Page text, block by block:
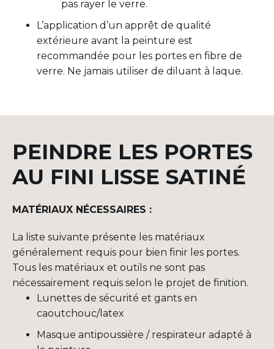
pas rayer le verre.
L’application d’un apprêt de qualité
extérieure avant la peinture est
recommandée pour les portes en fibre de
verre. Ne jamais utiliser de diluant à laque.
PEINDRE LES PORTES
AU FINI LISSE SATINÉ
MATÉRIAUX NÉCESSAIRES :
La liste suivante présente les matériaux
généralement requis pour bien finir les portes.
Tous les matériaux et outils ne sont pas
nécessairement requis selon le projet de finition.
Lunettes de sécurité et gants en
caoutchouc/latex
Masque antipoussière / respirateur adapté à